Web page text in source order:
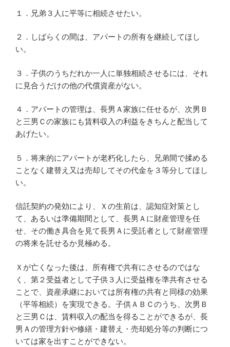
１．兄弟３人に平等に相続させたい。
２．しばらくの間は、アパートの所有を継続してほし
い。
３．子供のうちだれか一人に単独相続させるには、それ
に見合うだけの他の代償資産がない。
４．アパートの管理は、長男Ａ家族に任せるが、次男Ｂ
と三男Ｃの家族にも賃料収入の利益をきちんと配当して
あげたい。
５．将来的にアパートが老朽化したら、兄弟間で揉める
ことなく建替え又は売却してその代金を３等分してほし
い。
信託契約の発効により、Ｘの生前は、認知症対策とし
て、あるいは準備期間として、長男Ａに財産管理を任
せ、その働き具合を見て長男Ａに受託者として財産管理
の将来を託せるか見極める。
Ｘが亡くなった後は、所有権で共有にさせるのではな
く、第２受益者として子供３人に受益権を準共有させる
ことで、資産承継においては所有権の共有と同様の効果
（平等相続）を実現できる。子供ＡＢＣのうち、次男Ｂ
と三男Ｃは、賃料収入の配当を得ることができるが、長
男Ａの管理方針や修繕・建替え・売却処分等の判断につ
いては家を出すことができない。